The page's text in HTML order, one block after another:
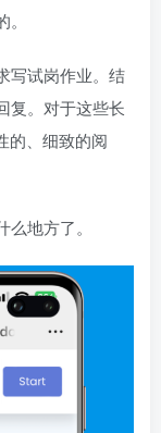
写试岗作业。结
复。对于这些长
的、细致的阅
么地方了。